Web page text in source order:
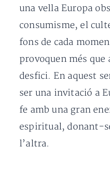
una vella Europa
consumisme, el
fons de cada
provoquen més
desfici. En aquest
ser una invitació a
fe amb una gran
espiritual, donant-
l’altra.